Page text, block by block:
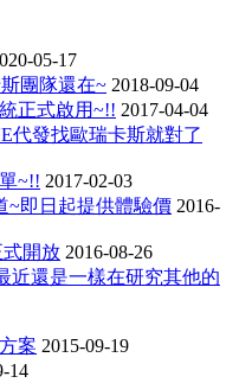
05-17
團隊還在~ 2018-09-04
正式啟用~!! 2017-04-04
代發找歐瑞卡斯就對了
~!! 2017-02-03
~即日起提供體驗價 2016-
開放 2016-08-26
近還是一樣在研究其他的
案 2015-09-19
14